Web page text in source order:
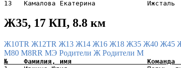
Ж35, 17 КП, 8.8 км
Ж10TR Ж12TR Ж13 Ж14 Ж16 Ж18 Ж35 Ж40 Ж45
М80 М8RR МЭ Родители Ж Родители М